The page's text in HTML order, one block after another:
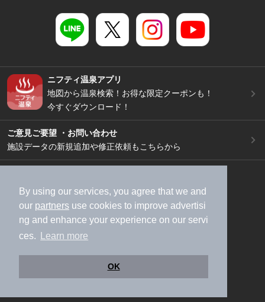
By using our services, you agree that we and
our partners use cookies to improve advertisi
ng and enhance your experience on our servi
ces.
Learn more
OK
ニフティ温泉アプリ
地図から温泉検索！お得な限定クーポンも！
今すぐダウンロード！
ご意見ご要望 ・お問い合わせ
施設データの新規追加や修正依頼もこちらから
加盟店募集（資料請求）
広告出稿のご案内
利用規約
ライフスタイルMEMBERS+規約
特定商取引法に基づく表記
ヘルプ
採用情報
運営会社